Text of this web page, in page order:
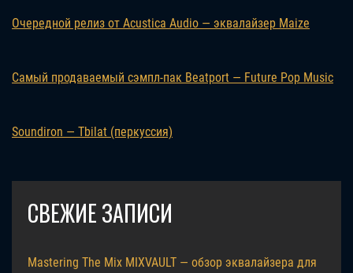
Очередной релиз от Acustica Audio — эквалайзер Maize
Самый продаваемый сэмпл-пак Beatport — Future Pop Music
Soundiron — Tbilat (перкуссия)
СВЕЖИЕ ЗАПИСИ
Mastering The Mix MIXVAULT — обзор эквалайзера для